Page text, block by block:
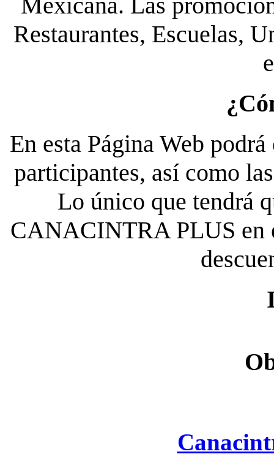
Restaurantes, Escuelas,
En esta Página Web
participantes, así como
Lo único que tendrá
CANACINTRA PLUS en